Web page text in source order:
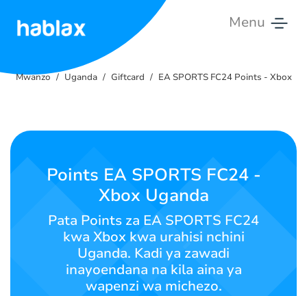
Menu
Gharama
Wasiliana
Nasi
Kiswahili
SIGN UP
Mwanzo Uganda Giftcard EA SPORTS FC24 Points - Xbox
Points EA SPORTS FC24 -
Xbox Uganda
Pata Points za EA SPORTS FC24
kwa Xbox kwa urahisi nchini
Uganda. Kadi ya zawadi
inayoendana na kila aina ya
wapenzi wa michezo.